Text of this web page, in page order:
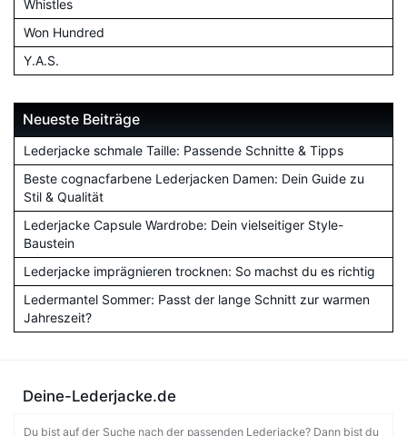
Whistles
Won Hundred
Y.A.S.
Neueste Beiträge
Lederjacke schmale Taille: Passende Schnitte & Tipps
Beste cognacfarbene Lederjacken Damen: Dein Guide zu
Stil & Qualität
Lederjacke Capsule Wardrobe: Dein vielseitiger Style-
Baustein
Lederjacke imprägnieren trocknen: So machst du es richtig
Ledermantel Sommer: Passt der lange Schnitt zur warmen
Jahreszeit?
Deine-Lederjacke.de
Du bist auf der Suche nach der passenden Lederjacke? Dann bist du